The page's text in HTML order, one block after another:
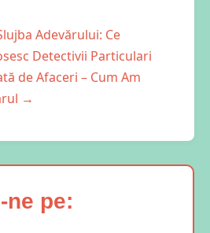
Adevărului: Ce
Detectivii Particulari
de Afaceri – Cum Am
→
ne pe: